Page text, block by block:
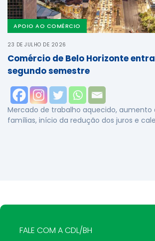
APOIO AO COMÉRCIO
23 DE JULHO DE 2026
Comércio de Belo Horizonte
segundo semestre
Mercado de trabalho aquecido, aumento
famílias, início da redução dos juros e
FALE COM A CDL/BH